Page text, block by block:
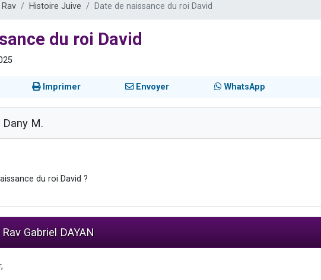
Histoire Juive Date de naissance du roi David
du roi David
Imprimer Envoyer WhatsApp
M.
du roi David ?
Gabriel DAYAN